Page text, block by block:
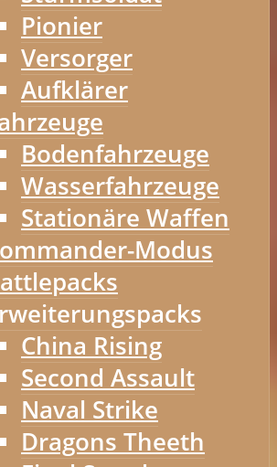
Pionier
Versorger
Aufklärer
Bodenfahrzeuge
Wasserfahrzeuge
Stationäre Waffen
Modus
China Rising
Second Assault
Naval Strike
Dragons Theeth